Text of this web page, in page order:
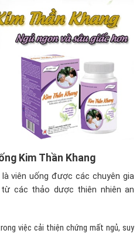
Kim Thần Khang
là viên uống được các chuyên gia
các thảo dược thiên nhiên an
việc cải thiện chứng mất ngủ, suy